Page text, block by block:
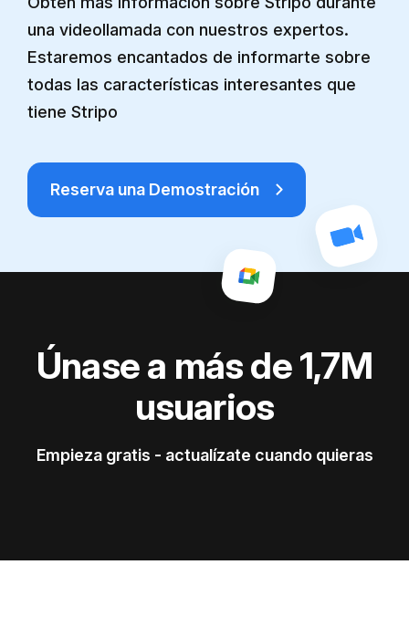
una videollamada con nuestros expertos.
Estaremos encantados de informarte sobre
todas las características interesantes que
tiene Stripo
Reserva una Demostración
Únase a más de 1,7M
usuarios
Empieza gratis - actualízate cuando quieras